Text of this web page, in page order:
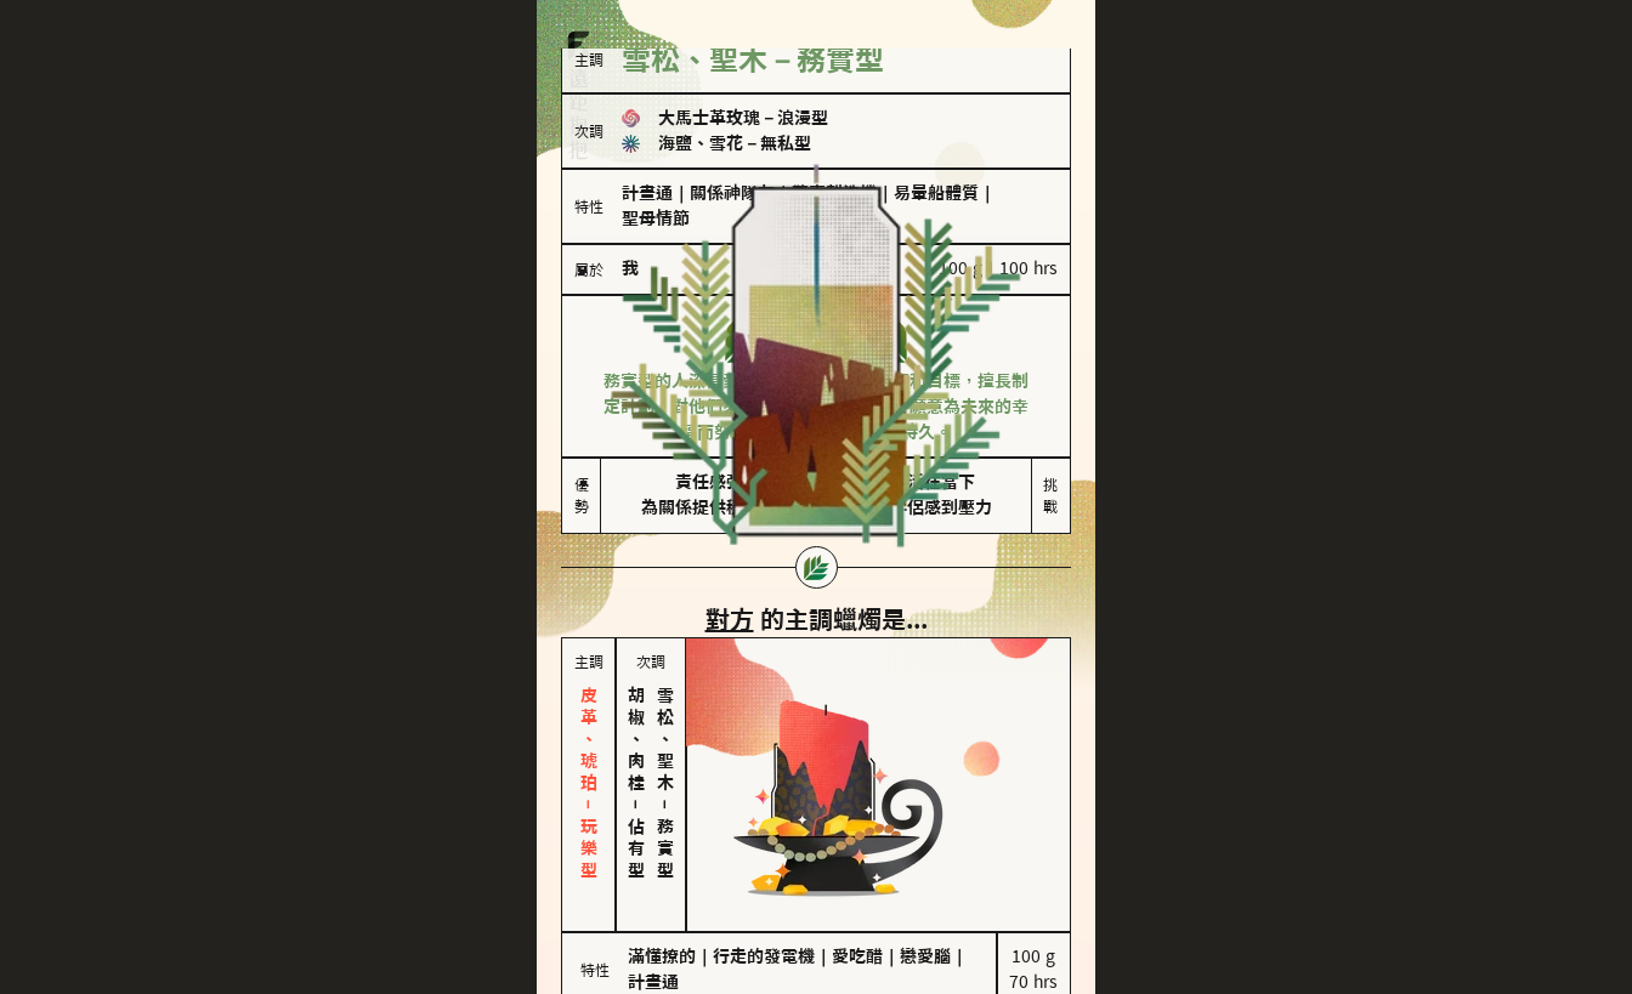
主調 雪松、聖木－務實型
次調
大馬士革玫瑰 － 浪漫型
海鹽、雪花 － 無私型
特性
計畫通 關係神隊友｜驚喜製造機｜ 易暈船體質
聖母情節
屬於 我 100 g｜100 hrs
務實型
雪松、聖木
務實型的人深信愛情立基於共同的價值觀和目標，擅長制
定計劃。對他們來說，感情穩定最重要，願意為未來的幸
福而努力，讓愛情變得踏實而持久。
優
勢
責任感強
為關係提供穩定度
較難活在當下
易讓伴侶感到壓力
挑
戰
對方 的主調蠟燭是...
主調
皮革、琥珀－玩樂型
次調
胡椒、肉桂
－
佔有型
雪松、聖木
－
務實型
特性
滿懂撩的 行走的發電機 愛吃醋 戀愛腦
計畫通
100 g
70 hrs